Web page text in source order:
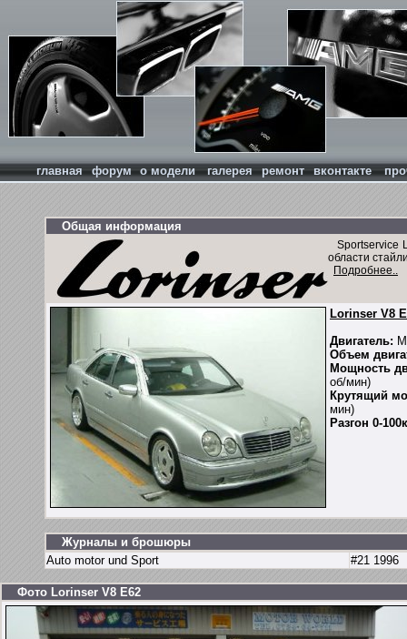
главная форум о модели галерея ремонт вконтакте
Общая информация
Sportservice
области
Подробнее..
Lorinser V8
Двигатель:
Объем
Мощность
об/мин)
Крутящий
мин)
Разгон 0-
Журналы и брошюры
Auto motor und Sport
#21 1996
Фото Lorinser V8 E62